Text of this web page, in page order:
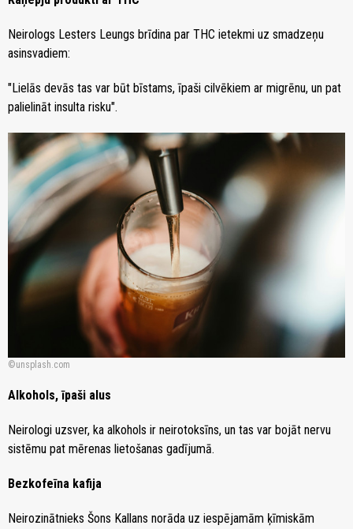
Neirologs Lesters Leungs brīdina par THC ietekmi uz smadzeņu
asinsvadiem:
"Lielās devās tas var būt bīstams, īpaši cilvēkiem ar migrēnu, un pat
palielināt insulta risku".
unsplash.com
Alkohols, īpaši alus
Neirologi uzsver, ka alkohols ir neirotoksīns, un tas var bojāt nervu
sistēmu pat mērenas lietošanas gadījumā.
Bezkofeīna kafija
Neirozinātnieks Šons Kallans norāda uz iespējamām ķīmiskām